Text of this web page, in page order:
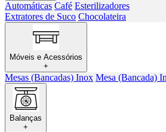
Automáticas Café Esterilizadores
Extratores de Suco Chocolateira
Móveis e Acessórios
+
Mesas (Bancadas) Inox Mesa (Bancada)
Balanças
+